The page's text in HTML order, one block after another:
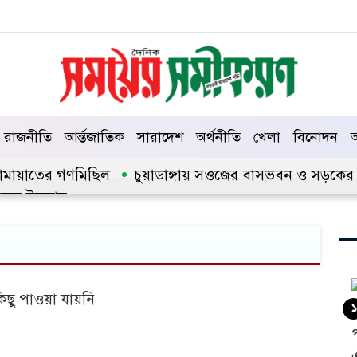
রাজনীতি আর্ন্তজাতিক সারাদেশ অর্থনীতি খেলা বিনোদন
গণমিছিল
চুয়াডাঙ্গায় সওজের বাসভবন ও সড়কের
ইসলাম
পাওয়া যায়নি ১